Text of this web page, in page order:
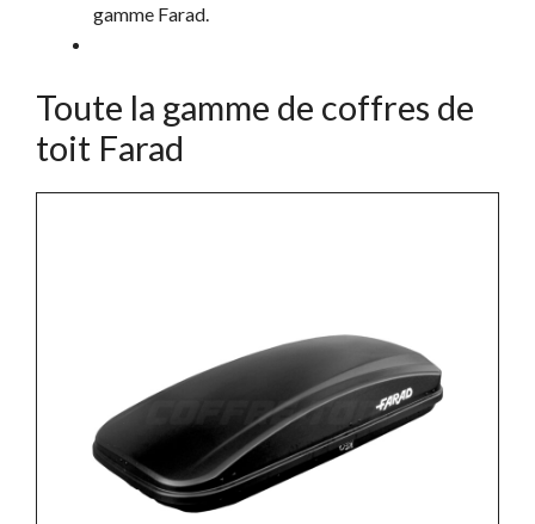
gamme Farad.
Toute la gamme de coffres de
toit Farad